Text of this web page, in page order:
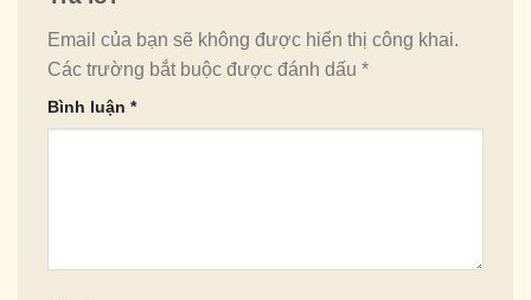
Email của bạn sẽ không được hiển thị công khai.
Các trường bắt buộc được đánh dấu *
Bình luận *